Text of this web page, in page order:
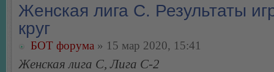
Женская лига С. Результаты
круг
БОТ форума » 15 мар 2020, 15:41
Женская лига С, Лига С-2